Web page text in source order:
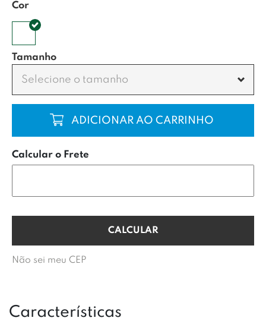
Cor
Tamanho
Selecione o tamanho
COMPRAR
Calcular o Frete
Não sei meu CEP
Características